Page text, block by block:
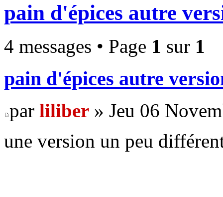
pain d'épices autre
4 messages • Page 1 sur 1
pain d'épices autre
par liliber » Jeu 06
une version un peu